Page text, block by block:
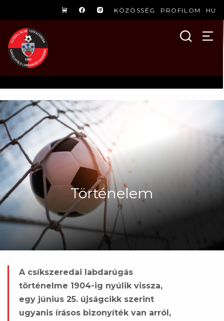
KÖZÖSSÉG PROFILOM HU
Történelem
A csíkszeredai labdarúgás
történelme 1904-ig nyúlik vissza,
egy június 25. újságcikk szerint
ugyanis írásos bizonyíték van arról,